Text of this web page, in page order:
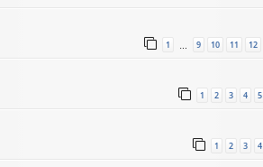
1 … 9 10 11 12
1 2 3 4 5
1 2 3 4